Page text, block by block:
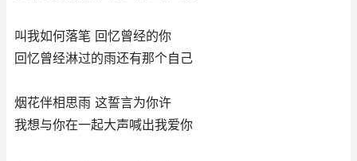
叫我如何落笔 回忆曾经的你
回忆曾经淋过的雨还有那个自己
烟花伴相思雨 这誓言为你许
我想与你在一起大声喊出我爱你